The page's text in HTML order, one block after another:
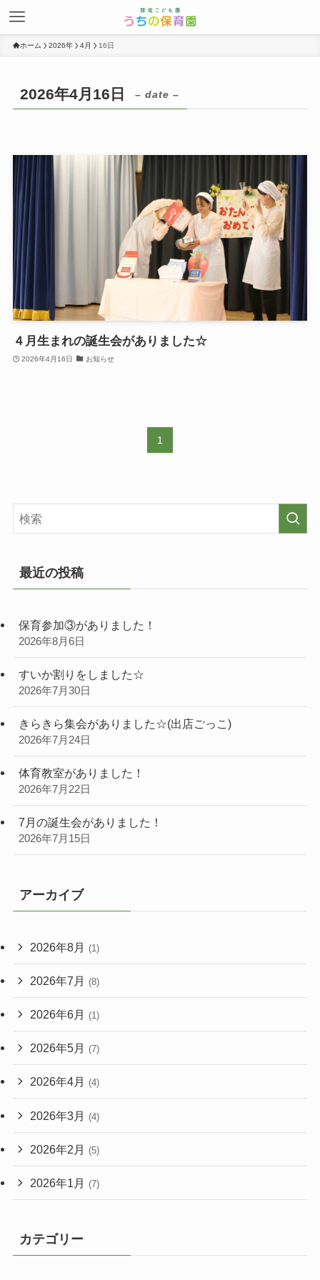
ホーム 2026年 4月 16日
2026年4月16日 – date –
４月生まれの誕生会がありました☆
2026年4月16日 お知らせ
1
最近の投稿
保育参加③がありました！
2026年8月6日
すいか割りをしました☆
2026年7月30日
きらきら集会がありました☆(出店ごっこ)
2026年7月24日
体育教室がありました！
2026年7月22日
7月の誕生会がありました！
2026年7月15日
アーカイブ
2026年8月 (1)
2026年7月 (8)
2026年6月 (1)
2026年5月 (7)
2026年4月 (4)
2026年3月 (4)
2026年2月 (5)
2026年1月 (7)
カテゴリー